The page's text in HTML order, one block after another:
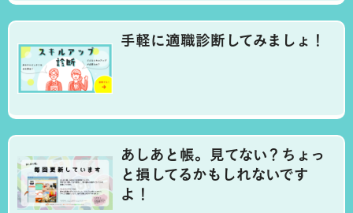
手軽に適職診断してみましょ！
あしあと帳。見てない？ちょっ
と損してるかもしれないです
よ！